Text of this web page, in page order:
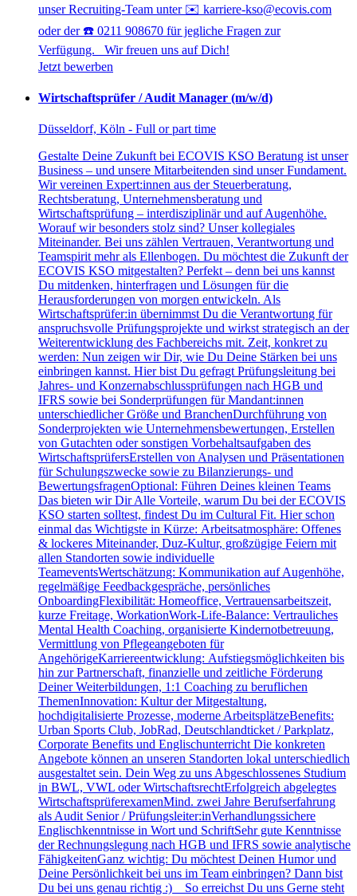
unser Recruiting-Team unter ✉️ karriere-kso@ecovis.com
oder der ☎️ 0211 908670 für jegliche Fragen zur
Verfügung. Wir freuen uns auf Dich!
Jetzt bewerben
Wirtschaftsprüfer / Audit Manager (m/w/d)
Düsseldorf, Köln - Full or part time
Gestalte Deine Zukunft bei ECOVIS KSO Beratung ist unser
Business – und unsere Mitarbeitenden sind unser Fundament.
Wir vereinen Expert:innen aus der Steuerberatung,
Rechtsberatung, Unternehmensberatung und
Wirtschaftsprüfung – interdisziplinär und auf Augenhöhe.
Worauf wir besonders stolz sind? Unser kollegiales
Miteinander. Bei uns zählen Vertrauen, Verantwortung und
Teamspirit mehr als Ellenbogen. Du möchtest die Zukunft der
ECOVIS KSO mitgestalten? Perfekt – denn bei uns kannst
Du mitdenken, hinterfragen und Lösungen für die
Herausforderungen von morgen entwickeln. Als
Wirtschaftsprüfer:in übernimmst Du die Verantwortung für
anspruchsvolle Prüfungsprojekte und wirkst strategisch an der
Weiterentwicklung des Fachbereichs mit. Zeit, konkret zu
werden: Nun zeigen wir Dir, wie Du Deine Stärken bei uns
einbringen kannst. Hier bist Du gefragt Prüfungsleitung bei
Jahres- und Konzernabschlussprüfungen nach HGB und
IFRS sowie bei Sonderprüfungen für Mandant:innen
unterschiedlicher Größe und BranchenDurchführung von
Sonderprojekten wie Unternehmensbewertungen, Erstellen
von Gutachten oder sonstigen Vorbehaltsaufgaben des
WirtschaftsprüfersErstellen von Analysen und Präsentationen
für Schulungszwecke sowie zu Bilanzierungs- und
BewertungsfragenOptional: Führen Deines kleinen Teams
Das bieten wir Dir Alle Vorteile, warum Du bei der ECOVIS
KSO starten solltest, findest Du im Cultural Fit. Hier schon
einmal das Wichtigste in Kürze: Arbeitsatmosphäre: Offenes
& lockeres Miteinander, Duz-Kultur, großzügige Feiern mit
allen Standorten sowie individuelle
TeameventsWertschätzung: Kommunikation auf Augenhöhe,
regelmäßige Feedbackgespräche, persönliches
OnboardingFlexibilität: Homeoffice, Vertrauensarbeitszeit,
kurze Freitage, WorkationWork-Life-Balance: Vertrauliches
Mental Health Coaching, organisierte Kindernotbetreuung,
Vermittlung von Pflegeangeboten für
AngehörigeKarriereentwicklung: Aufstiegsmöglichkeiten bis
hin zur Partnerschaft, finanzielle und zeitliche Förderung
Deiner Weiterbildungen, 1:1 Coaching zu beruflichen
ThemenInnovation: Kultur der Mitgestaltung,
hochdigitalisierte Prozesse, moderne ArbeitsplätzeBenefits:
Urban Sports Club, JobRad, Deutschlandticket / Parkplatz,
Corporate Benefits und Englischunterricht Die konkreten
Angebote können an unseren Standorten lokal unterschiedlich
ausgestaltet sein. Dein Weg zu uns Abgeschlossenes Studium
in BWL, VWL oder WirtschaftsrechtErfolgreich abgelegtes
WirtschaftsprüferexamenMind. zwei Jahre Berufserfahrung
als Audit Senior / Prüfungsleiter:inVerhandlungssichere
Englischkenntnisse in Wort und SchriftSehr gute Kenntnisse
der Rechnungslegung nach HGB und IFRS sowie analytische
FähigkeitenGanz wichtig: Du möchtest Deinen Humor und
Deine Persönlichkeit bei uns im Team einbringen? Dann bist
Du bei uns genau richtig :) So erreichst Du uns Gerne steht